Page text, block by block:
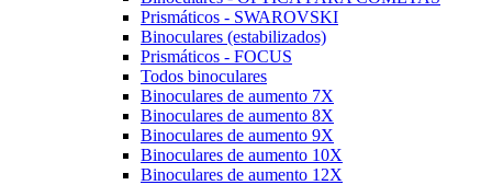
Prismáticos - SWAROVSKI
Binoculares (estabilizados)
Prismáticos - FOCUS
Todos binoculares
Binoculares de aumento 7X
Binoculares de aumento 8X
Binoculares de aumento 9X
Binoculares de aumento 10X
Binoculares de aumento 12X